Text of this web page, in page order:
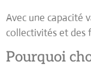
Avec une capacité
collectivités et des
Pourquoi